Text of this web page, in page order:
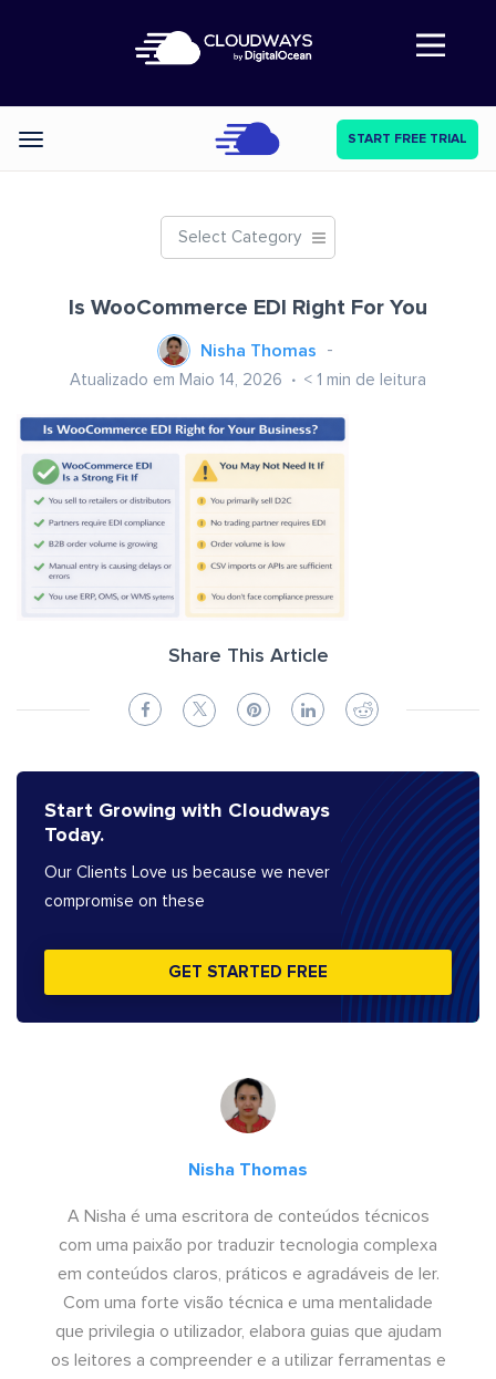
Abre a navegação
Categories START FREE TRIAL
Select Category
Is WooCommerce EDI Right For You
Nisha Thomas
Atualizado em Maio 14, 2026 < 1 min de leitura
Share This Article
Start Growing with Cloudways
Today.
Our Clients Love us because we never
compromise on these
GET STARTED FREE
Nisha Thomas
A Nisha é uma escritora de conteúdos técnicos
com uma paixão por traduzir tecnologia complexa
em conteúdos claros, práticos e agradáveis de ler.
Com uma forte visão técnica e uma mentalidade
que privilegia o utilizador, elabora guias que ajudam
os leitores a compreender e a utilizar ferramentas e